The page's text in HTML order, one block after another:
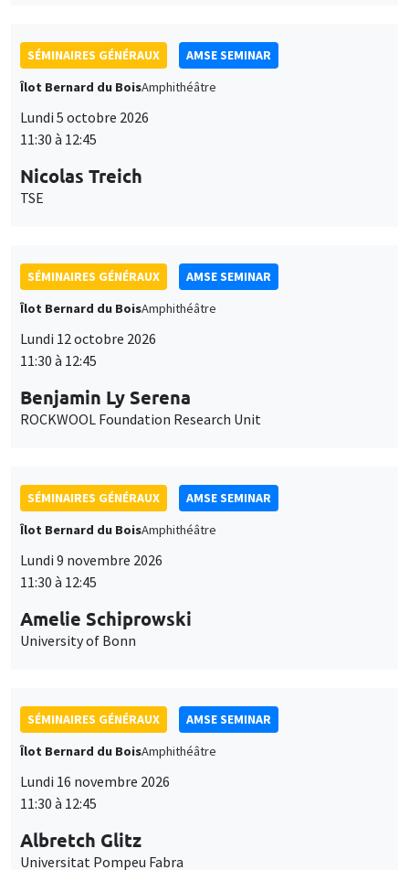
SÉMINAIRES GÉNÉRAUX
AMSE SEMINAR
Îlot Bernard du BoisAmphithéâtre
Lundi 5 octobre 2026
11:30 à 12:45
Nicolas Treich
TSE
SÉMINAIRES GÉNÉRAUX
AMSE SEMINAR
Îlot Bernard du BoisAmphithéâtre
Lundi 12 octobre 2026
11:30 à 12:45
Benjamin Ly Serena
ROCKWOOL Foundation Research Unit
SÉMINAIRES GÉNÉRAUX
AMSE SEMINAR
Îlot Bernard du BoisAmphithéâtre
Lundi 9 novembre 2026
11:30 à 12:45
Amelie Schiprowski
University of Bonn
SÉMINAIRES GÉNÉRAUX
AMSE SEMINAR
Îlot Bernard du BoisAmphithéâtre
Lundi 16 novembre 2026
11:30 à 12:45
Albretch Glitz
Universitat Pompeu Fabra